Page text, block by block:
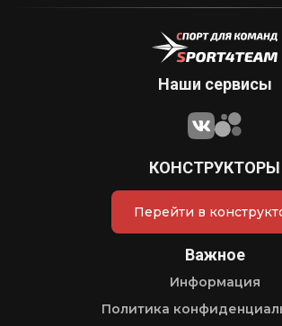
Наши сервисы
КОНСТРУКТОРЫ
Перейти в
Важное
Информация
Политика